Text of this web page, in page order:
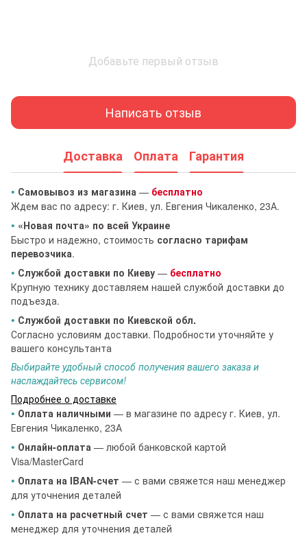
Добавьте первый отзыв
Написать отзыв
Доставка Оплата Гарантия
• Самовывоз из магазина — бесплатно
Ждем вас по адресу: г. Киев, ул. Евгения Чикаленко, 23А.
• «Новая почта» по всей Украине
Быстро и надежно, стоимость согласно тарифам
перевозчика.
• Службой доставки по Киеву — бесплатно
Крупную технику доставляем нашей службой доставки до
подъезда.
• Службой доставки по Киевской обл.
Согласно условиям доставки. Подробности уточняйте у
вашего консультанта
Выбирайте удобный способ получения вашего заказа и
наслаждайтесь сервисом!
Подробнее о доставке
• Оплата наличными — в магазине по адресу г. Киев, ул.
Евгения Чикаленко, 23А
• Онлайн-оплата — любой банковской картой
Visa/MasterCard
• Оплата на IBAN-счет — с вами свяжется наш менеджер
для уточнения деталей
• Оплата на расчетный счет — с вами свяжется наш
менеджер для уточнения деталей